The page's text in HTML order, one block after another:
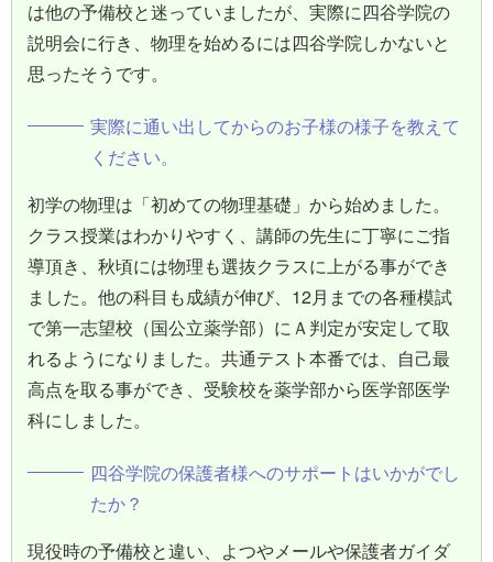
は他の予備校と迷っていましたが、実際に四谷学院の
説明会に行き、物理を始めるには四谷学院しかないと
思ったそうです。
実際に通い出してからのお子様の様子を教えて
ください。
初学の物理は「初めての物理基礎」から始めました。
クラス授業はわかりやすく、講師の先生に丁寧にご指
導頂き、秋頃には物理も選抜クラスに上がる事ができ
ました。他の科目も成績が伸び、12月までの各種模試
で第一志望校（国公立薬学部）にＡ判定が安定して取
れるようになりました。共通テスト本番では、自己最
高点を取る事ができ、受験校を薬学部から医学部医学
科にしました。
四谷学院の保護者様へのサポートはいかがでし
たか？
現役時の予備校と違い、よつやメールや保護者ガイダ